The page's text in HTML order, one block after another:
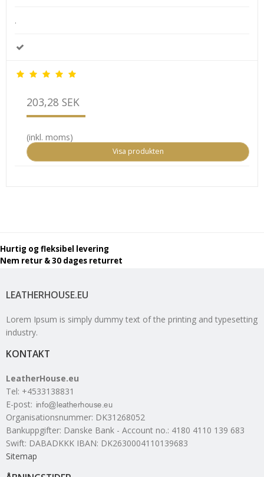
.
203,28 SEK
(inkl. moms)
Visa produkten
LEATHERHOUSE.EU
Lorem Ipsum is simply dummy text of the printing and typesetting
industry.
KONTAKT
LeatherHouse.eu
Tel: +4533138831
E-post:
Organisationsnummer: DK31268052
Bankuppgifter: Danske Bank - Account no.: 4180 4110 139 683
Swift: DABADKKK IBAN: DK2630004110139683
Sitemap
Hurtig og fleksibel levering
Nem retur & 30 dages returret